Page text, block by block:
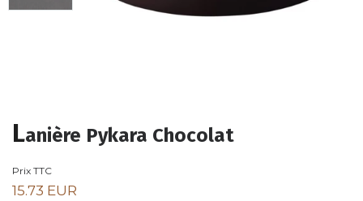
Lanière Pykara Chocolat
Prix TTC
15.73 EUR